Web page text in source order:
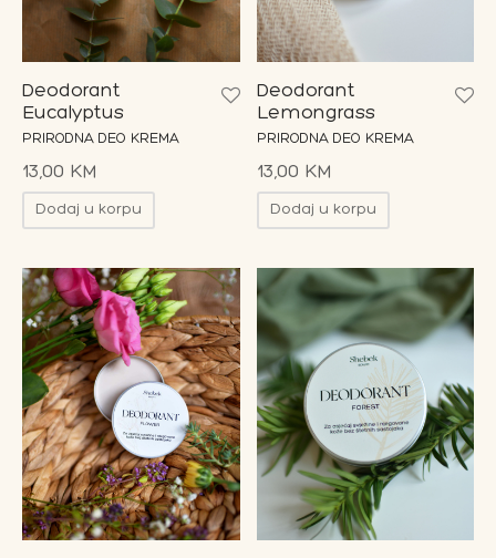
Deodorant
Eucalyptus
PRIRODNA DEO KREMA
13,00 KM
Dodaj u korpu
Deodorant
Lemongrass
PRIRODNA DEO KREMA
13,00 KM
Dodaj u korpu
paketi